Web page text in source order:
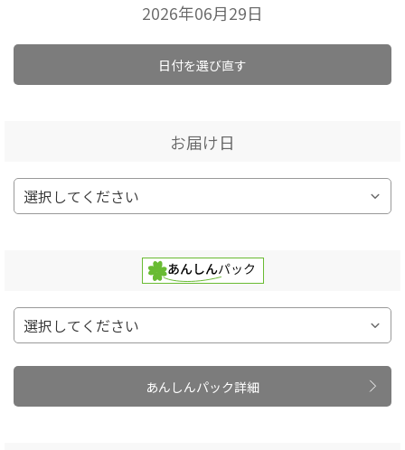
2026年06月29日
日付を選び直す
お届け日
あんしんパック詳細